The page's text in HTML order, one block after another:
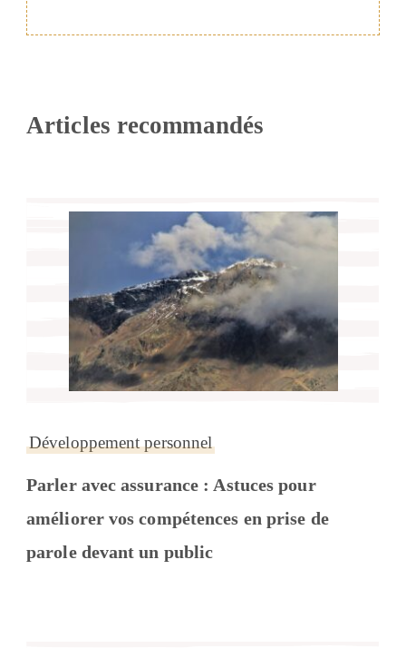
Articles recommandés
Développement personnel
Parler avec assurance : Astuces pour
améliorer vos compétences en prise de
parole devant un public